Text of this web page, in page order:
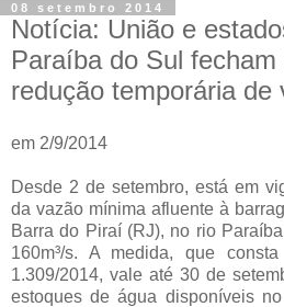
08 setembro 2014
Notícia: União e
Paraíba do Sul
redução temporária de
em 2/9/2014
Desde 2 de setembro, está em
da vazão mínima afluente à
Barra do Piraí (RJ), no rio
160m³/s. A medida, que
1.309/2014, vale até 30 de
estoques de água disponíveis